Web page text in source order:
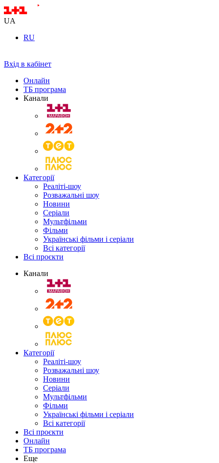
UA
RU
Вхід в кабінет
Онлайн
ТБ програма
Канали
Категорії
Реаліті-шоу
Розважальні шоу
Новини
Серіали
Мультфільми
Фільми
Українські фільми і серіали
Всі категорії
Всі проєкти
Канали
Категорії
Реаліті-шоу
Розважальні шоу
Новини
Серіали
Мультфільми
Фільми
Українські фільми і серіали
Всі категорії
Всі проєкти
Онлайн
ТБ програма
Еще